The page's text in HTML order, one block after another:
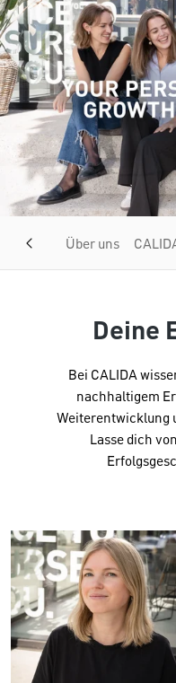
Über uns
Deine
Bei CALIDA
nachhaltigem
Weiterentwicklung
Lasse dich